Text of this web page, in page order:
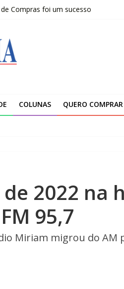
Compras foi um sucesso
atendimentos a vítimas da
Farroupilha
COLUNAS QUERO
2022 na
95,7
Miriam migrou do AM